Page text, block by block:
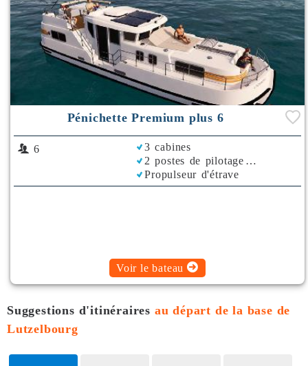
Pénichette Premium plus 6
6
3 cabines
2 postes de pilotage
Propulseur d'étrave
Climatisation
Voir le bateau
Suggestions d'itinéraires au départ de la base de
Lutzelbourg